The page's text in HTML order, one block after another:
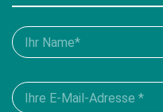
Bitte
Sie
alle
Please